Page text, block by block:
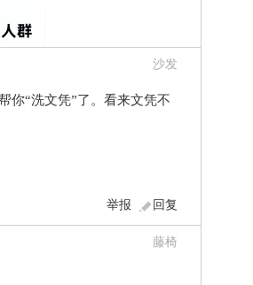
沙发
你“洗文凭”了。看来文凭不
回复
举报
藤椅